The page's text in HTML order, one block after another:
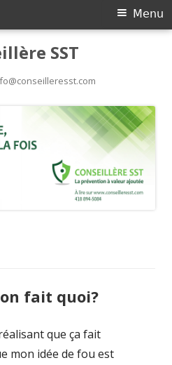
SST
Menu
:
fait quoi?
que ça fait
mon idée de fou est